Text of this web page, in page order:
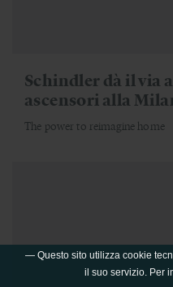
— Questo sito utilizza cookie
il suo servizio. Per
Schindler dà il via
ascensori alla
The power to reimagine home